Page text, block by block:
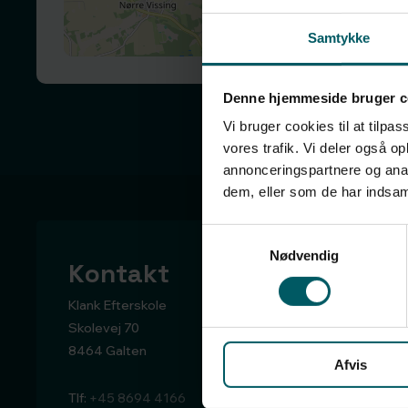
Samtykke
Denne hjemmeside bruger
Vi bruger cookies til at
vores trafik. Vi deler også
annonceringspartnere og
dem, eller som de har
Nødvendig
Afvis
Kontakt
Klank Efterskole
Skolevej 70
8464 Galten
Tlf: +45 8694 4166